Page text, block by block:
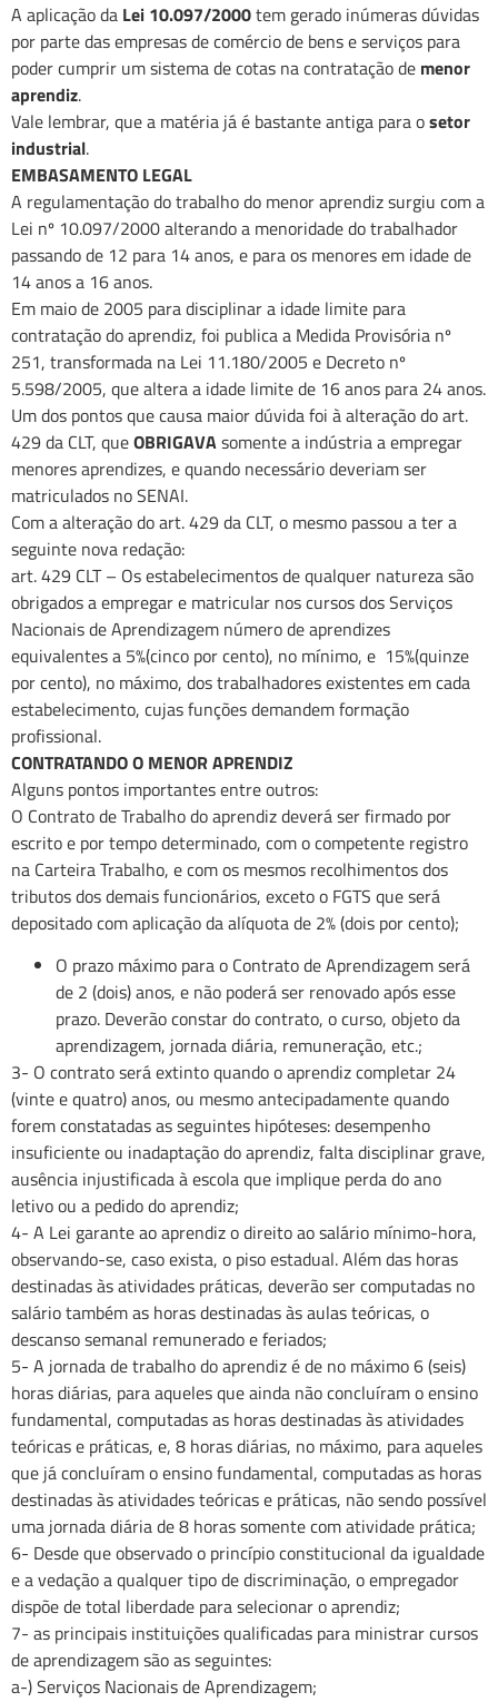
A aplicação da Lei 10.097/2000tem gerado inúmeras dúvidas
por parte das empresas de comércio de bens e serviços para
poder cumprir um sistema de cotas na contratação de menor
aprendiz.
Vale lembrar, que a matéria já é bastante antiga para osetor
industrial.
EMBASAMENTO LEGAL
A regulamentação do trabalho do menor aprendiz surgiu com a
Lei nº 10.097/2000 alterando a menoridade do trabalhador
passando de 12 para 14 anos, e para os menores em idade de
14 anos a 16 anos.
Em maio de 2005 para disciplinar a idade limite para
contratação do aprendiz, foi publica a Medida Provisória nº
251, transformada na Lei 11.180/2005 e Decreto nº
5.598/2005, que altera a idade limite de 16 anos para 24 anos.
Um dos pontos que causa maior dúvida foi à alteração do art.
429 da CLT, queOBRIGAVAsomente a indústria a empregar
menores aprendizes, e quando necessário deveriam ser
matriculados no SENAI.
Com a alteração do art. 429 da CLT, o mesmo passou a ter a
seguinte nova redação:
art. 429 CLT – Os estabelecimentos de qualquer natureza são
obrigados a empregar e matricular nos cursos dos Serviços
Nacionais de Aprendizagem número de aprendizes
equivalentes a 5%(cinco por cento), no mínimo, e 15%(quinze
por cento), no máximo, dos trabalhadores existentes em cada
estabelecimento, cujas funções demandem formação
profissional.
CONTRATANDO O MENOR APRENDIZ
Alguns pontos importantes entre outros:
O Contrato de Trabalho do aprendiz deverá ser firmado por
escrito e por tempo determinado, com o competente registro
na Carteira Trabalho, e com os mesmos recolhimentos dos
tributos dos demais funcionários, exceto o FGTS que será
depositado com aplicação da alíquota de 2% (dois por cento);
O prazo máximo para o Contrato de Aprendizagem será
de 2 (dois) anos, e não poderá ser renovado após esse
prazo. Deverão constar do contrato, o curso, objeto da
aprendizagem, jornada diária, remuneração, etc.;
3- O contrato será extinto quando o aprendiz completar 24
(vinte e quatro) anos, ou mesmo antecipadamente quando
forem constatadas as seguintes hipóteses: desempenho
insuficiente ou inadaptação do aprendiz, falta disciplinar grave,
ausência injustificada à escola que implique perda do ano
letivo ou a pedido do aprendiz;
4- A Lei garante ao aprendiz o direito ao salário mínimo-hora,
observando-se, caso exista, o piso estadual. Além das horas
destinadas às atividades práticas, deverão ser computadas no
salário também as horas destinadas às aulas teóricas, o
descanso semanal remunerado e feriados;
5- A jornada de trabalho do aprendiz é de no máximo 6 (seis)
horas diárias, para aqueles que ainda não concluíram o ensino
fundamental, computadas as horas destinadas às atividades
teóricas e práticas, e, 8 horas diárias, no máximo, para aqueles
que já concluíram o ensino fundamental, computadas as horas
destinadas às atividades teóricas e práticas, não sendo possível
uma jornada diária de 8 horas somente com atividade prática;
6- Desde que observado o princípio constitucional da igualdade
e a vedação a qualquer tipo de discriminação, o empregador
dispõe de total liberdade para selecionar o aprendiz;
7- as principais instituições qualificadas para ministrar cursos
de aprendizagem são as seguintes:
a-) Serviços Nacionais de Aprendizagem;